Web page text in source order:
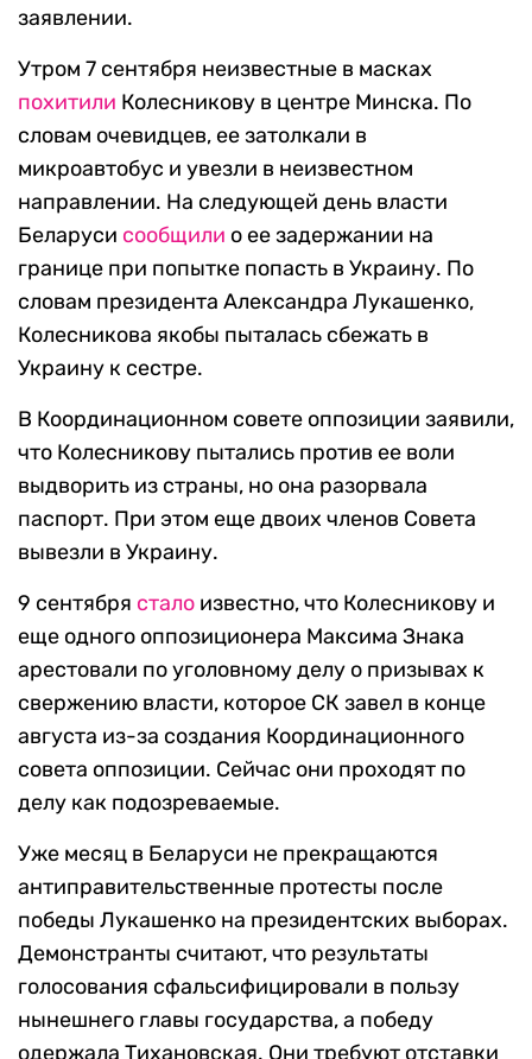
заявлении.
Утром 7 сентября неизвестные в масках
похитили Колесникову в центре Минска. По
словам очевидцев, ее затолкали в
микроавтобус и увезли в неизвестном
направлении. На следующей день власти
Беларуси сообщили о ее задержании на
границе при попытке попасть в Украину. По
словам президента Александра Лукашенко,
Колесникова якобы пыталась сбежать в
Украину к сестре.
В Координационном совете оппозиции заявили,
что Колесникову пытались против ее воли
выдворить из страны, но она разорвала
паспорт. При этом еще двоих членов Совета
вывезли в Украину.
9 сентября стало известно, что Колесникову и
еще одного оппозиционера Максима Знака
арестовали по уголовному делу о призывах к
свержению власти, которое СК завел в конце
августа из-за создания Координационного
совета оппозиции. Сейчас они проходят по
делу как подозреваемые.
Уже месяц в Беларуси не прекращаются
антиправительственные протесты после
победы Лукашенко на президентских выборах.
Демонстранты считают, что результаты
голосования сфальсифицировали в пользу
нынешнего главы государства, а победу
одержала Тихановская. Они требуют отставки